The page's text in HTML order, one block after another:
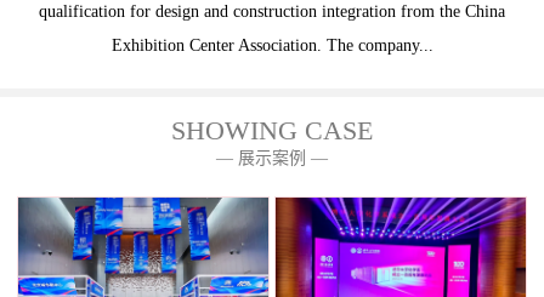
qualification for design and construction integration from the China
Exhibition Center Association. The company...
SHOWING CASE
— 展示案例 —